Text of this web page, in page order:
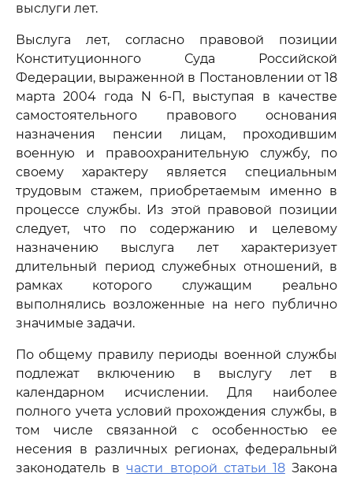
выслуги лет.
Выслуга лет, согласно правовой позиции
Конституционного Суда Российской
Федерации, выраженной в Постановлении от 18
марта 2004 года N 6-П, выступая в качестве
самостоятельного правового основания
назначения пенсии лицам, проходившим
военную и правоохранительную службу, по
своему характеру является специальным
трудовым стажем, приобретаемым именно в
процессе службы. Из этой правовой позиции
следует, что по содержанию и целевому
назначению выслуга лет характеризует
длительный период служебных отношений, в
рамках которого служащим реально
выполнялись возложенные на него публично
значимые задачи.
По общему правилу периоды военной службы
подлежат включению в выслугу лет в
календарном исчислении. Для наиболее
полного учета условий прохождения службы, в
том числе связанной с особенностью ее
несения в различных регионах, федеральный
законодатель вчасти второй статьи 18Закона